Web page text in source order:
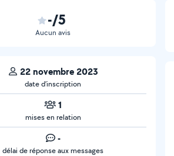
-/5
Aucun avis
22 novembre 2023
date d’inscription
1
mises en relation
-
délai de réponse aux messages